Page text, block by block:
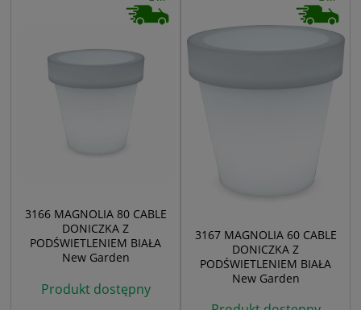
3166 MAGNOLIA 80 CABLE
DONICZKA Z
PODŚWIETLENIEM BIAŁA
New Garden
Produkt dostępny
3167 MAGNOLIA 60 CABLE
DONICZKA Z
PODŚWIETLENIEM BIAŁA
New Garden